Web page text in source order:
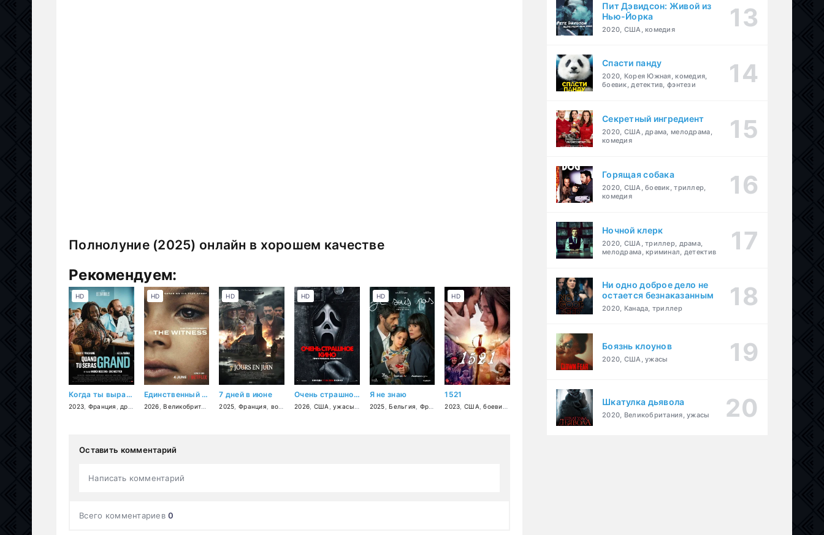
Полнолуние (2025) онлайн в хорошем качестве
Рекомендуем:
Когда ты вырастешь
2023 Франция драма ,комедия
HD
Единственный свидетель
2026 ,Великобритания ,США ,драма,криминал
HD
7 дней в июне
2025 Франция военный
HD
Очень страшное кино 6
2026 США ,ужасы комедия
HD
Я не знаю
2025 ,Бельгия Франция ,триллер, драма
HD
1521
2023 США ,боевик история
HD
Оставить комментарий
Написать комментарий
Всего комментариев0
Пит Дэвидсон: Живой из
Нью-Йорка
2020, США, комедия
Спасти панду
2020, Корея Южная, комедия,
боевик, детектив, фэнтези
Секретный ингредиент
2020, США, драма, мелодрама,
комедия
Горящая собака
2020, США, боевик, триллер,
комедия
Ночной клерк
2020, США, триллер, драма,
мелодрама, криминал, детектив
Ни одно доброе дело не
остается безнаказанным
2020, Канада, триллер
Боязнь клоунов
2020, США, ужасы
Шкатулка дьявола
2020, Великобритания, ужасы